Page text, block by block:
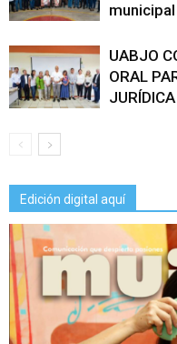
UABJO
ORAL
Edición digital aquí